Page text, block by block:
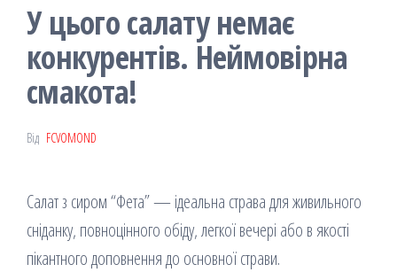
У цього салату немає
конкурентів. Неймовірна
смакота!
Від FCVOMOND
Салат з сиром “Фета” — ідеальна страва для живильного
сніданку, повноцінного обіду, легкої вечері або в якості
пікантного доповнення до основної страви.